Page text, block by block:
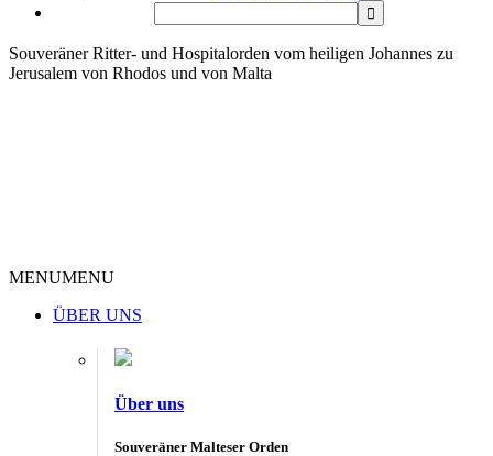
Souveräner Ritter- und Hospitalorden vom heiligen Johannes zu
Jerusalem von Rhodos und von Malta
MENUMENU
ÜBER UNS
Über uns
Souveräner Malteser Orden